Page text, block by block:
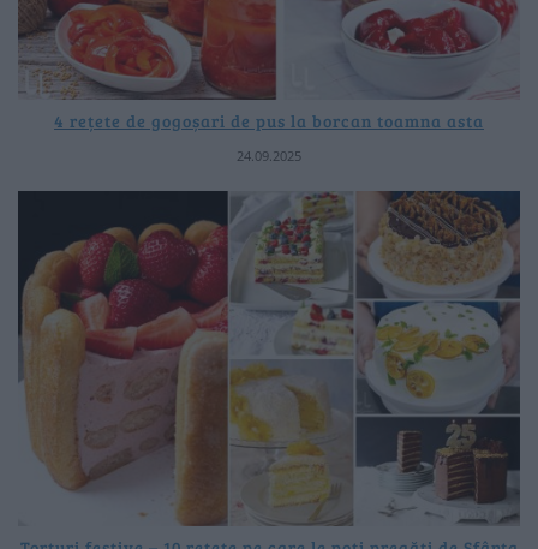
4 rețete de gogoșari de pus la borcan toamna asta
24.09.2025